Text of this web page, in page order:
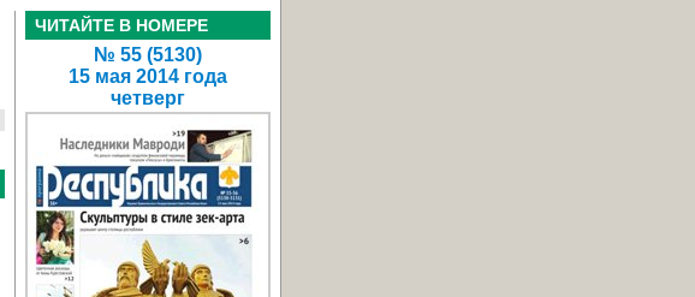
ЧИТАЙТЕ В НОМЕРЕ
№ 55 (5130)
15 мая 2014 года
четверг